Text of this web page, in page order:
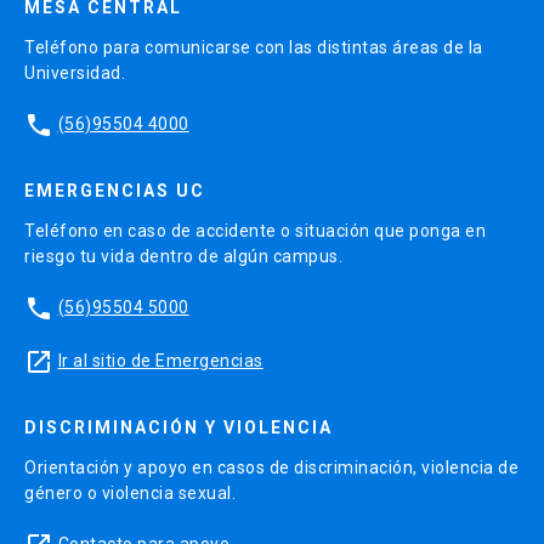
MESA CENTRAL
Teléfono para comunicarse con las distintas áreas de la
Universidad.
phone (56)95504 4000
EMERGENCIAS UC
Teléfono en caso de accidente o situación que ponga en
riesgo tu vida dentro de algún campus.
phone (56)95504 5000
launch Ir al sitio de Emergencias
DISCRIMINACIÓN Y VIOLENCIA
Orientación y apoyo en casos de discriminación, violencia de
género o violencia sexual.